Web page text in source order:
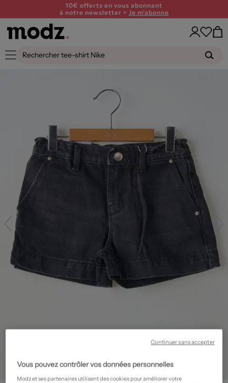
10€ offerts en vous abonnant
à notre newsletter > Je m'abonne
Vous pouvez contrôler vos données personnelles
Modz et ses partenaires utilisent des cookies pour améliorer votre
Continuer sans accepter